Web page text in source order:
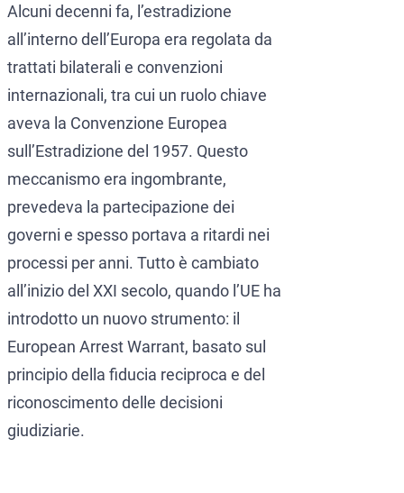
Alcuni decenni fa, l’estradizione
all’interno dell’Europa era regolata da
trattati bilaterali e convenzioni
internazionali, tra cui un ruolo chiave
aveva la Convenzione Europea
sull’Estradizione del 1957. Questo
meccanismo era ingombrante,
prevedeva la partecipazione dei
governi e spesso portava a ritardi nei
processi per anni. Tutto è cambiato
all’inizio del XXI secolo, quando l’UE ha
introdotto un nuovo strumento: il
European Arrest Warrant, basato sul
principio della fiducia reciproca e del
riconoscimento delle decisioni
giudiziarie.